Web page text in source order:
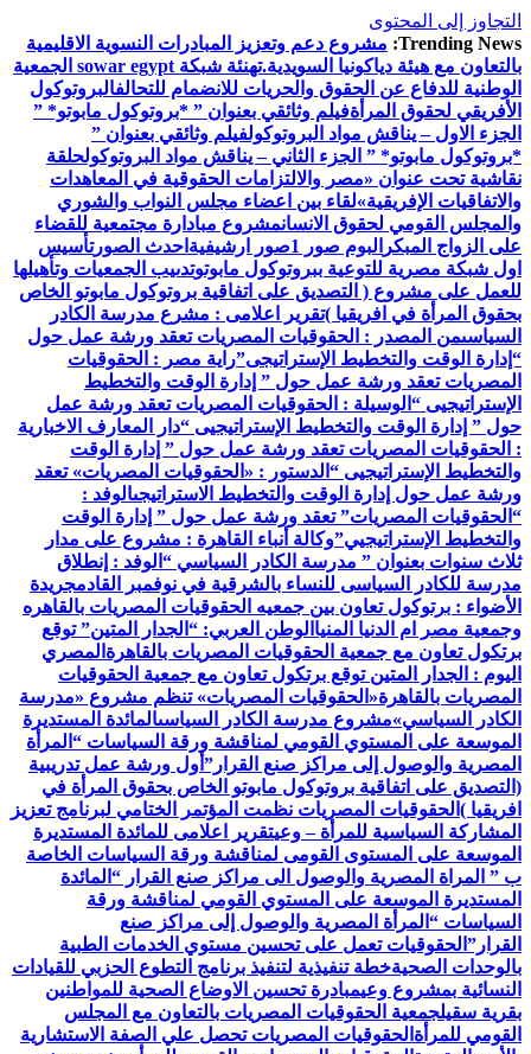
التجاوز إلى المحتوى
Trending News: مشروع دعم وتعزيز المبادرات النسوية الاقليمية
بالتعاون مع هيئة دياكونيا السويدية.
تهنئة شبكة sowar egypt الجمعية
الوطنية للدفاع عن الحقوق والحريات للانضمام للتحالفالبروتوكول
الأفريقي لحقوق المرأةفيلم وثائقي بعنوان ” *بروتوكول مابوتو* ”
الجزء الاول – يناقش مواد البروتوكولفيلم وثائقي بعنوان ”
*بروتوكول مابوتو* ” الجزء الثاني – يناقش مواد البروتوكولحلقة
نقاشية تحت عنوان «مصر والالتزامات الحقوقية في المعاهدات
والاتفاقيات الإفريقية»لقاء بين اعضاء مجلس النواب والشوري
والمجلس القومي لحقوق الانسانمشروع مبادارة مجتمعية للقضاء
على الزواج المبكر البوم صور 1 صور ارشيفية احدث الصورتأسيس
اول شبكة مصرية للتوعية ببروتوكول مابوتوتدىيب الجمعيات وتأهيلها
للعمل على مشروع ( التصديق على اتفاقية بروتوكول مابوتو الخاص
بحقوق المرأة في افريقيا )تقرير اعلامى : مشرع مدرسة الكادر
السياسىمن المصدر : الحقوقيات المصريات تعقد ورشة عمل حول
“إدارة الوقت والتخطيط الإستراتيجى”راية مصر : الحقوقيات
المصريات تعقد ورشة عمل حول ” إدارة الوقت والتخطيط
الإستراتيجيى “ الوسيلة : الحقوقيات المصريات تعقد ورشة عمل
حول ” إدارة الوقت والتخطيط الإستراتيجيى “دار المعارف الاخبارية
: الحقوقيات المصريات تعقد ورشة عمل حول ” إدارة الوقت
والتخطيط الإستراتيجيى “ الدستور : «الحقوقيات المصريات» تعقد
ورشة عمل حول إدارة الوقت والتخطيط الاستراتيجىالوفد :
“الحقوقيات المصريات” تعقد ورشة عمل حول ” إدارة الوقت
والتخطيط الإستراتيجيي”وكالة أنباء القاهرة : مشروع على مدار
ثلاث سنوات بعنوان ” مدرسة الكادر السياسي “ الوفد : إنطلاق
مدرسة للكادر السياسى للنساء بالشرقية في نوفمبر القادمجريدة
الأضواء : برتوكول تعاون بين جمعيه الحقوقيات المصريات بالقاهره
وجمعية مصر ام الدنيا المنيا الوطن العربي: “الجدار المتين” توقع
برتكول تعاون مع جمعية الحقوقيات المصريات بالقاهرة المصري
اليوم : الجدار المتين توقع برتكول تعاون مع جمعية الحقوقيات
المصريات بالقاهرة«الحقوقيات المصريات» تنظم مشروع «مدرسة
الكادر السياسي»مشروع مدرسة الكادر السياسىالمائدة المستديرة
الموسعة على المستوي القومي لمناقشة ورقة السياسات “المرأة
المصرية والوصول إلى مراكز صنع القرار” أول ورشة عمل تدريبية
(التصديق على اتفاقية بروتوكول مابوتو الخاص بحقوق المرأة في
افريقيا ) الحقوقيات المصريات نظمت المؤتمر الختامي لبرنامج تعزيز
المشاركة السياسية للمرأة – وعيتقرير اعلامى للمائدة المستديرة
الموسعة على المستوى القومى لمناقشة ورقة السياسات الخاصة
ب ” المراة المصرية والوصول الى مراكز صنع القرار “ المائدة
المستديرة الموسعة على المستوي القومي لمناقشة ورقة
السياسات “المرأة المصرية والوصول إلى مراكز صنع
القرار” الحقوقيات تعمل على تحسين مستوي الخدمات الطبية
بالوحدات الصحيةخطة تنفيذية لتنفيذ برنامج التطوع الحزبي للقيادات
النسائية بمشروع وعيمبادرة تحسين الاوضاع الصحية للمواطنين
بقرية سقيلجمعية الحقوقيات المصريات بالتعاون مع المجلس
القومي للمرأة الحقوقيات المصريات تحصل علي الصفة الاستشارية